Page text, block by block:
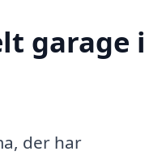
garage i
der har